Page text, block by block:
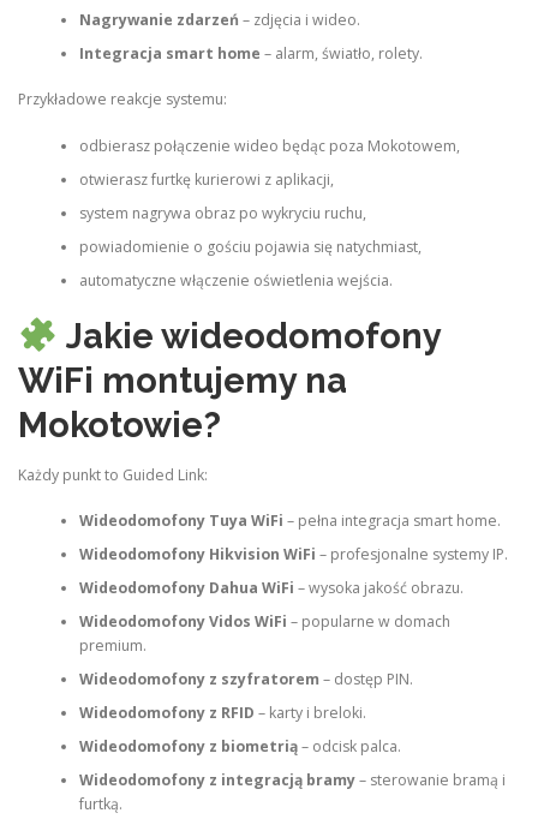
Nagrywanie zdarzeń – zdjęcia i wideo.
Integracja smart home – alarm, światło, rolety.
Przykładowe reakcje systemu:
odbierasz połączenie wideo będąc poza Mokotowem,
otwierasz furtkę kurierowi z aplikacji,
system nagrywa obraz po wykryciu ruchu,
powiadomienie o gościu pojawia się natychmiast,
automatyczne włączenie oświetlenia wejścia.
Jakie wideodomofony
WiFi montujemy na
Mokotowie?
Każdy punkt to Guided Link:
Wideodomofony Tuya WiFi – pełna integracja smart home.
Wideodomofony Hikvision WiFi – profesjonalne systemy IP.
Wideodomofony Dahua WiFi – wysoka jakość obrazu.
Wideodomofony Vidos WiFi – popularne w domach
premium.
Wideodomofony z szyfratorem – dostęp PIN.
Wideodomofony z RFID – karty i breloki.
Wideodomofony z biometrią– odcisk palca.
Wideodomofony z integracją bramy– sterowanie bramą i
furtką.